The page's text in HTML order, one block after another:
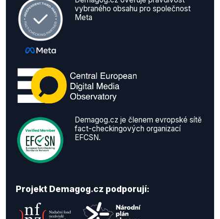
vybraného obsahu pro společnost
Meta
Demagog.cz je členem evropské sítě
fact-checkingových organizací
EFCSN.
Projekt Demagog.cz podporují: